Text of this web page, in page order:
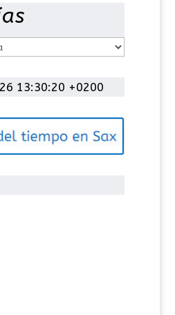
13:30:20 +0200